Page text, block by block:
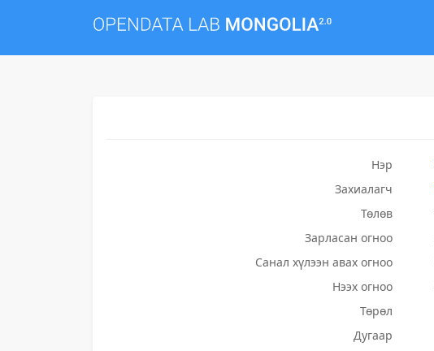
Нэр
Захиалагч
Төлөв
Зарласан огноо
Санал хүлээн авах огноо
Нээх огноо
Төрөл
Дугаар